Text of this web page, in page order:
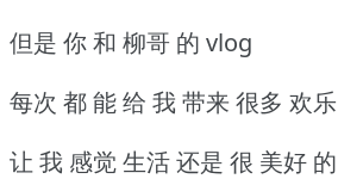
但是 你 和 柳哥 的 vlog
每次 都 能 给 我 带来 很多 欢乐
让 我 感觉 生活 还是 很 美好 的